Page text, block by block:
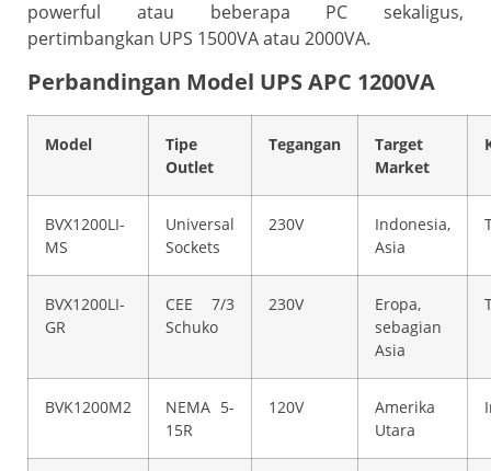
powerful atau beberapa PC sekaligus,
pertimbangkan UPS 1500VAatau 2000VA.
Perbandingan Model UPS APC 1200VA
Model
Tipe
Outlet
Tegangan
Target
Market
BVX1200LI-
MS
Universal
Sockets
230V
Indonesia,
Asia
BVX1200LI-
GR
CEE 7/3
Schuko
230V
Eropa,
sebagian
Asia
BVK1200M2
NEMA 5-
15R
120V
Amerika
Utara